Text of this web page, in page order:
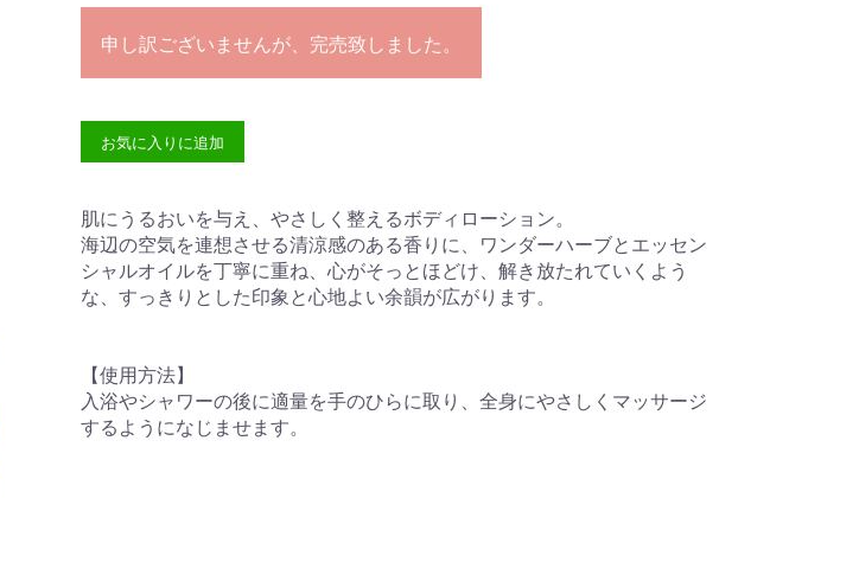
申し訳ございませんが、完売致しました。
お気に入りに追加
肌にうるおいを与え、やさしく整えるボディローション。
海辺の空気を連想させる清涼感のある香りに、ワンダーハーブとエッセン
シャルオイルを丁寧に重ね、心がそっとほどけ、解き放たれていくよう
な、すっきりとした印象と心地よい余韻が広がります。
【使用方法】
入浴やシャワーの後に適量を手のひらに取り、全身にやさしくマッサージ
するようになじませます。